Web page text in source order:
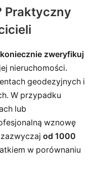
Praktyczny
koniecznie zweryfikuj
nieruchomości.
geodezyjnych i
W przypadku
lub
wznowę
od 1000
w porównaniu